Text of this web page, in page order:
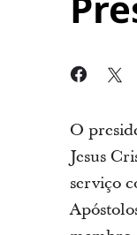
O
Jesus
serviço